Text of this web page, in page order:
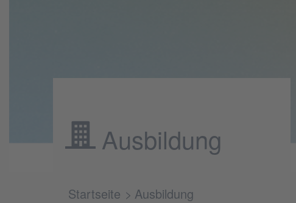
Ausbildung
Startseite Ausbildung